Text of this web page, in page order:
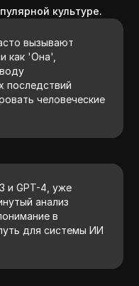
культуре.
вызывают
как 'Она',
последствий
человеческие
и GPT-4, уже
анализ
в
для системы ИИ